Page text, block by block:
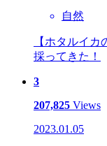
自然
【ホタルイ
採ってきた！
3
207,825 Views
2023.01.05